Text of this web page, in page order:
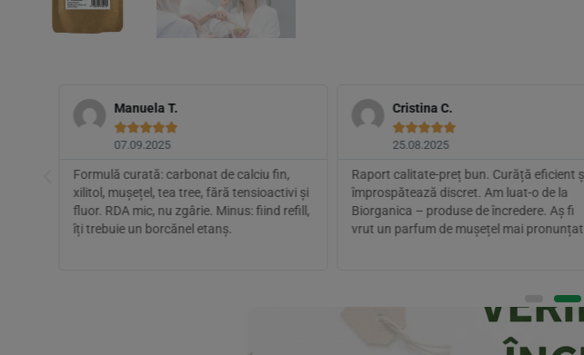
Manuela T.

07.09.2025
Formulă curată: carbonat de calciu fin,
xilitol, mușețel, tea tree, fără tensioactivi și
fluor. RDA mic, nu zgârie. Minus: fiind refill,
îți trebuie un borcănel etanș.
Cristina C.

25.08.2025
Raport calitate-preț bun. Curăță eficient
împrospătează discret. Am luat-o de la
Biorganica – produse de încredere. Aș fi
vrut un parfum de mușețel mai pronunțat.